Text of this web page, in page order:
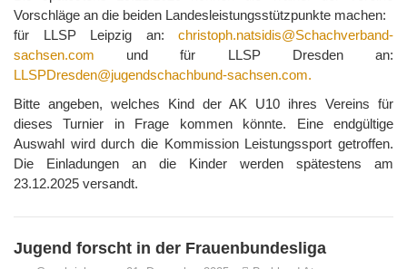
Vorschläge an die beiden Landesleistungsstützpunkte machen:
für LLSP Leipzig an: christoph.natsidis@Schachverband-
sachsen.com und für LLSP Dresden an:
LLSPDresden@jugendschachbund-sachsen.com.
Bitte angeben, welches Kind der AK U10 ihres Vereins für
dieses Turnier in Frage kommen könnte. Eine endgültige
Auswahl wird durch die Kommission Leistungssport getroffen.
Die Einladungen an die Kinder werden spätestens am
23.12.2025 versandt.
Jugend forscht in der Frauenbundesliga